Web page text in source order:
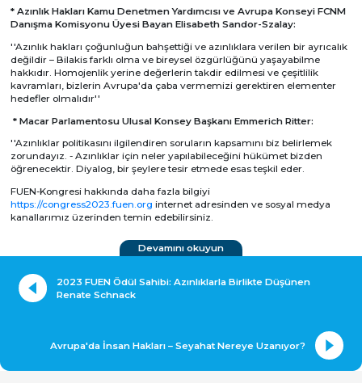
* Azınlık Hakları Kamu Denetmen Yardımcısı ve Avrupa Konseyi FCNM
Danışma Komisyonu Üyesi Bayan Elisabeth Sandor-Szalay:
''Azınlık hakları çoğunluğun bahşettiği ve azınlıklara verilen bir ayrıcalık
değildir – Bilakis farklı olma ve bireysel özgürlüğünü yaşayabilme
hakkıdır. Homojenlik yerine değerlerin takdir edilmesi ve çeşitlilik
kavramları, bizlerin Avrupa'da çaba vermemizi gerektiren elementer
hedefler olmalıdır''
* Macar Parlamentosu Ulusal Konsey Başkanı Emmerich Ritter:
''Azınlıklar politikasını ilgilendiren soruların kapsamını biz belirlemek
zorundayız. - Azınlıklar için neler yapılabileceğini hükümet bizden
öğrenecektir. Diyalog, bir şeylere tesir etmede esas teşkil eder.
FUEN-Kongresi hakkında daha fazla bilgiyi
https://congress2023.fuen.org internet adresinden ve sosyal medya
kanallarımız üzerinden temin edebilirsiniz.
Devamını okuyun
2023 FUEN Ödül Sahibi: Azınlıklarla Birlikte Düşünen
Renate Schnack
Avrupa'da İnsan Hakları – Seyahat Nereye Uzanıyor?